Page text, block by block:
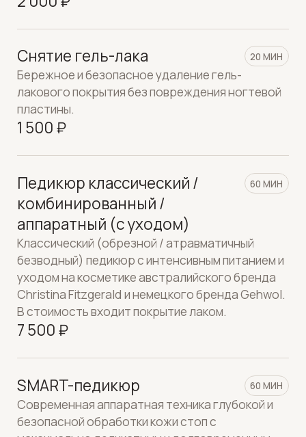
SMART-педикюр
Современная аппаратная техника глубокой и
безопасной обработки кожи стоп с
максимально деликатным и долговременным
результатом.
8 000 ₽
Комплексная процедура для стоп и ногтей с
обновлением гель-лакового покрытия.
10 000 ₽
Маска для рук / ног Christina
Fitzgerald
10 МИН
Уходовая маска для интенсивного питания и
увлажнения кожи рук или стоп.
1 500 ₽
Наращивание ногтей 120 МИН
8 000 ₽